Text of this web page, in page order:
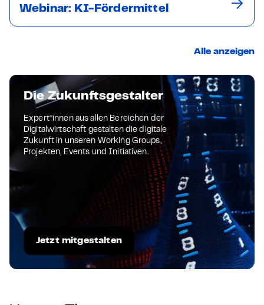
Webinar: KI-Fördermittel
Alle anzeigen
Die Zukunftsgestalter
Expert*innen aus allen Bereichen der
Digitalwirtschaft gestalten die digitale
Zukunft in unseren Working Groups,
Projekten, Events und Initiativen.
Jetzt mitgestalten